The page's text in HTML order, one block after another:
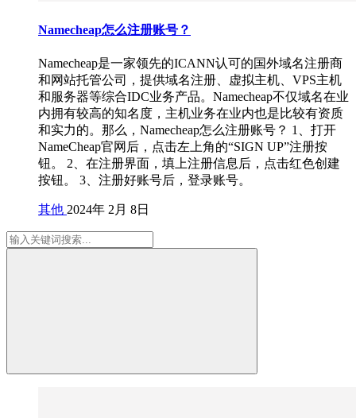
Namecheap怎么注册账号？
Namecheap是一家领先的ICANN认可的国外域名注册商
和网站托管公司，提供域名注册、虚拟主机、VPS主机
和服务器等综合IDC业务产品。Namecheap不仅域名在业
内拥有较高的知名度，主机业务在业内也是比较有资质
和实力的。那么，Namecheap怎么注册账号？ 1、打开
NameCheap官网后，点击左上角的“SIGN UP”注册按
钮。 2、在注册界面，填上注册信息后，点击红色创建
按钮。 3、注册好账号后，登录账号。
其他 2024年 2月 8日